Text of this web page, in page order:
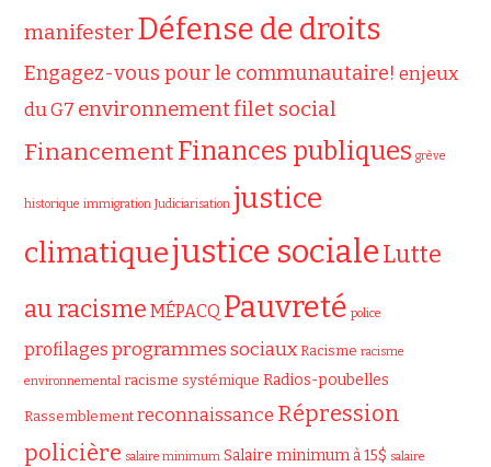
manifester Défense de droits
Engagez-vous pour le communautaire! enjeux
du G7 environnementfilet social
FinancementFinances publiques grève
historique immigration Judiciarisation justice
climatiquejustice socialeLutte
au racisme MÉPACQ Pauvreté police
profilages programmes sociaux Racisme racisme
environnemental racisme systémique Radios-poubelles
Rassemblement reconnaissance Répression
policière salaire minimum Salaire minimum à 15$ salaire